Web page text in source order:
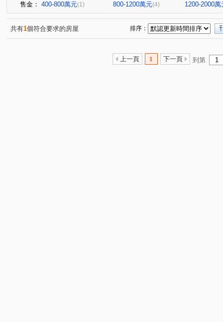
售金： 400-800萬元(1) 800-1200萬元(4) 1200-2000萬
共有1個符合要求的房屋 排序：
上一頁 1 下一頁 到第